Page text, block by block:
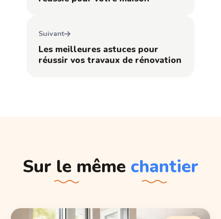
Suivant
Les meilleures astuces pour
réussir vos travaux de rénovation
Sur le même chantier